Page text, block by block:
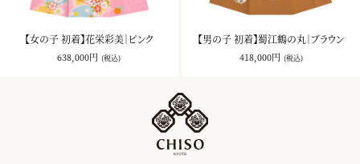
【女の子 初着】花栄彩美｜ピンク
638,000円 (税込)
【男の子 初着】蜀江鶴の丸｜ブラウン
418,000円 (税込)